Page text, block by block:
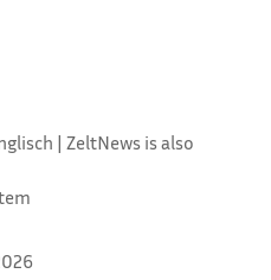
| ZeltNews is also